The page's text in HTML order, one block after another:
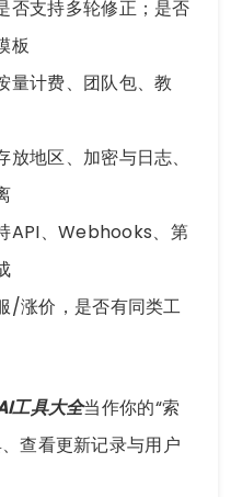
否支持多轮修正；是否
板
量计费、团队包、教
地区、加密与日志、
API、Webhooks、第
/涨价，是否有同类工
工具大全当作你的“索
查看更新记录与用户